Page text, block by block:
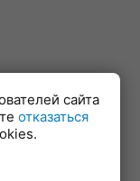
сайта
отказаться